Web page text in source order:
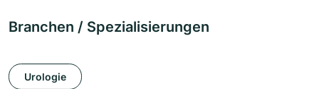
Branchen / Spezialisierungen
Urologie